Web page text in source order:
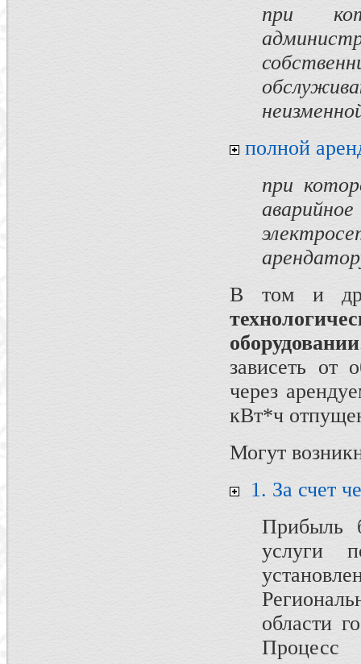
при
полной
при
В том и
оборудовании
зависеть от
через
кВт*ч
Могут
1. За счет
Прибыль
услуги
области